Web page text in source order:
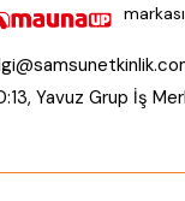
Yavuz Grup İş